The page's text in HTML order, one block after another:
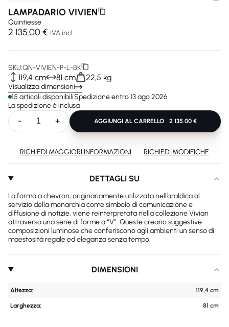
DETTAGLI SU
La forma a chevron, originariamente utilizzata nell’araldica al
servizio della monarchia come simbolo di comunicazione e
diffusione di notizie, viene reinterpretata nella collezione Vivian
attraverso una serie di forme a “V”. Queste creano suggestive
composizioni luminose che conferiscono agli ambienti un senso di
maestosità regale ed eleganza senza tempo.
DIMENSIONI
Altezza: 119,4 cm
Larghezza: 81 cm
LAMPADARIO VIVIEN
Quintiesse
2 135.00 € IVA incl.
SKU:QN-VIVIEN-P-L-BK
119,4 cm 81 cm 22,5 kg
Visualizza dimensioni
15 articoli disponibiliSpedizione entro 13 ago 2026
La spedizione è inclusa
- + AGGIUNGI AL CARRELLO 2 135.00 €
RICHIEDI MAGGIORI INFORMAZIONI RICHIEDI MODIFICHE